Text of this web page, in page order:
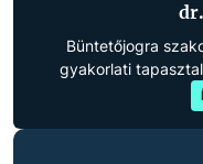
Büntetőjogra
gyakorlati